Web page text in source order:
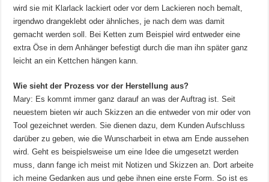
wird sie mit Klarlack lackiert oder vor dem Lackieren noch bemalt,
irgendwo drangeklebt oder ähnliches, je nach dem was damit
gemacht werden soll. Bei Ketten zum Beispiel wird entweder eine
extra Öse in dem Anhänger befestigt durch die man ihn später ganz
leicht an ein Kettchen hängen kann.
Wie sieht der Prozess vor der Herstellung aus?
Mary: Es kommt immer ganz darauf an was der Auftrag ist. Seit
neuestem bieten wir auch Skizzen an die entweder von mir oder von
Tool gezeichnet werden. Sie dienen dazu, dem Kunden Aufschluss
darüber zu geben, wie die Wunscharbeit in etwa am Ende aussehen
wird. Geht es beispielsweise um eine Idee die umgesetzt werden
muss, dann fange ich meist mit Notizen und Skizzen an. Dort arbeite
ich meine Gedanken aus und gebe ihnen eine erste Form. So ist es